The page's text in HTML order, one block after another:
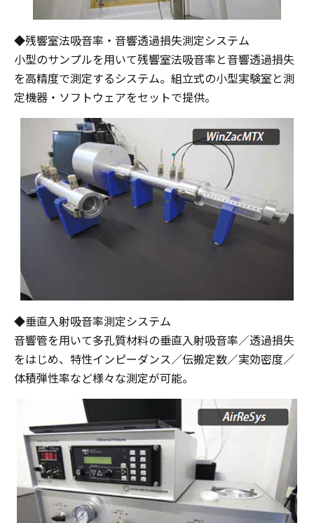
◆残響室法吸音率・音響透過損失測定システム
小型のサンプルを用いて残響室法吸音率と音響透過損失
を高精度で測定するシステム。組立式の小型実験室と測
定機器・ソフトウェアをセットで提供。
◆垂直入射吸音率測定システム
音響管を用いて多孔質材料の垂直入射吸音率／透過損失
をはじめ、特性インピーダンス／伝搬定数／実効密度／
体積弾性率など様々な測定が可能。